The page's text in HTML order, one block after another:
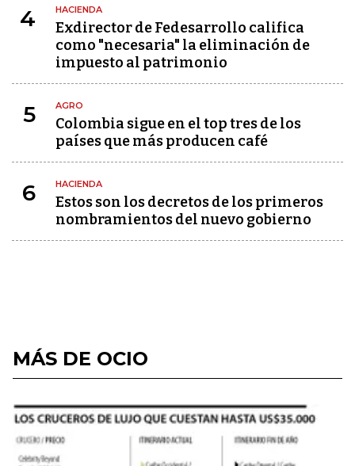
4 HACIENDA
Exdirector de Fedesarrollo califica
como "necesaria" la eliminación de
impuesto al patrimonio
5 AGRO
Colombia sigue en el top tres de los
países que más producen café
6 HACIENDA
Estos son los decretos de los primeros
nombramientos del nuevo gobierno
MÁS DE OCIO